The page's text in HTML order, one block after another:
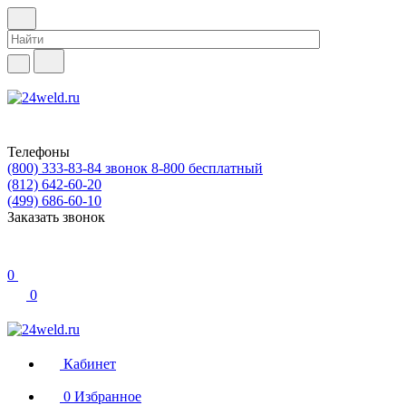
Телефоны
(800) 333-83-84 звонок 8-800 бесплатный
(812) 642-60-20
(499) 686-60-10
Заказать звонок
0
0
Кабинет
0 Избранное